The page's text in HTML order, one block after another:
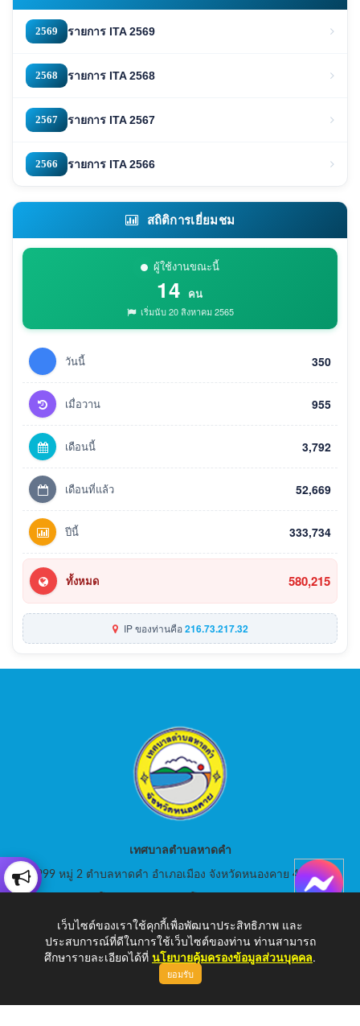
2569 รายการ ITA 2569
2568 รายการ ITA 2568
2567 รายการ ITA 2567
2566 รายการ ITA 2566
สถิติการเยี่ยมชม
ผู้ใช้งานขณะนี้
14 คน
เริ่มนับ 20 สิงหาคม 2565
วันนี้ 350
เมื่อวาน 955
เดือนนี้ 3,792
เดือนที่แล้ว 52,669
ปีนี้ 333,734
ทั้งหมด 580,215
IP ของท่านคือ216.73.217.32
เทศบาลตำบลหาดคำ
999 หมู่ 2 ตำบลหาดคำ อำเภอเมือง จังหวัดหนองคาย 43000
E-Mail: saraban_05430105@dla.go.th
เว็บไซต์ของเราใช้คุกกี้เพื่อพัฒนาประสิทธิภาพ และ
ประสบการณ์ที่ดีในการใช้เว็บไซต์ของท่าน ท่านสามารถ
ศึกษารายละเอียดได้ที่ นโยบายคุ้มครองข้อมูลส่วนบุคคล.
ยอมรับ